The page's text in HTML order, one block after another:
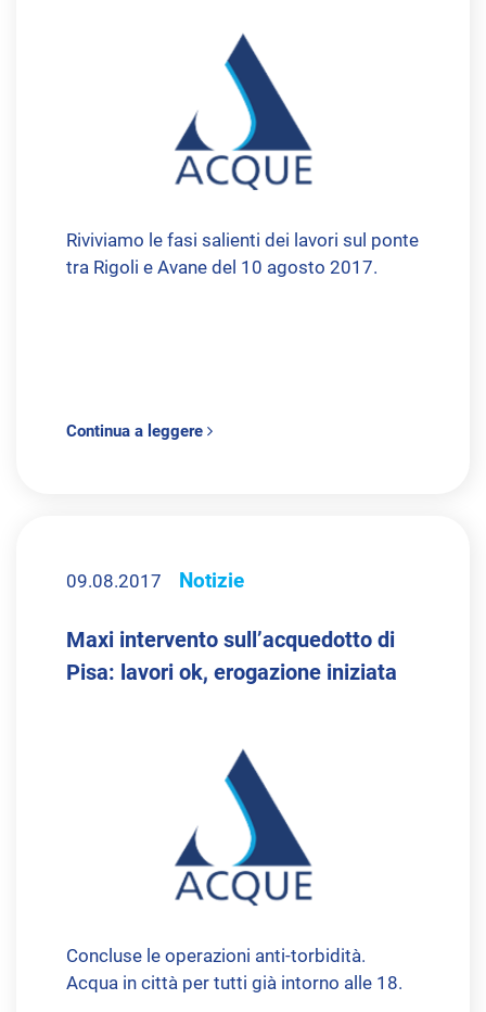
Riviviamo le fasi salienti dei lavori sul ponte
tra Rigoli e Avane del 10 agosto 2017.
Continua a leggere
09.08.2017 Notizie
Maxi intervento sull’acquedotto di
Pisa: lavori ok, erogazione iniziata
Concluse le operazioni anti-torbidità.
Acqua in città per tutti già intorno alle 18.